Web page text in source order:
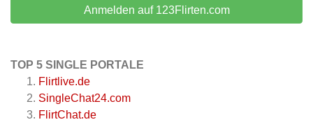
Anmelden auf 123Flirten.com
TOP 5 SINGLE PORTALE
Flirtlive.de
SingleChat24.com
FlirtChat.de